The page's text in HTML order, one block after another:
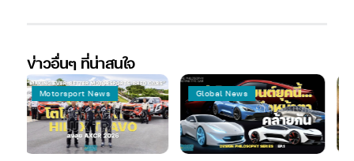
ข่าวอื่นๆ ที่น่าสนใจ
Motorsport News Global News